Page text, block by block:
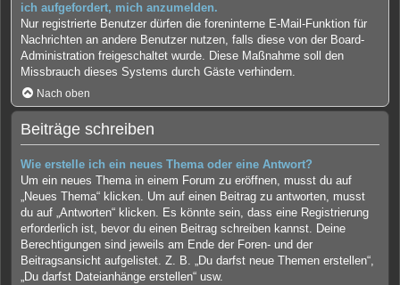
ich aufgefordert, mich anzumelden.
Nur registrierte Benutzer dürfen die foreninterne E-Mail-Funktion für
Nachrichten an andere Benutzer nutzen, falls diese von der Board-
Administration freigeschaltet wurde. Diese Maßnahme soll den
Missbrauch dieses Systems durch Gäste verhindern.
Nach oben
Beiträge schreiben
Wie erstelle ich ein neues Thema oder eine Antwort?
Um ein neues Thema in einem Forum zu eröffnen, musst du auf
„Neues Thema“ klicken. Um auf einen Beitrag zu antworten, musst
du auf „Antworten“ klicken. Es könnte sein, dass eine Registrierung
erforderlich ist, bevor du einen Beitrag schreiben kannst. Deine
Berechtigungen sind jeweils am Ende der Foren- und der
Beitragsansicht aufgelistet. Z. B. „Du darfst neue Themen erstellen“,
„Du darfst Dateianhänge erstellen“ usw.